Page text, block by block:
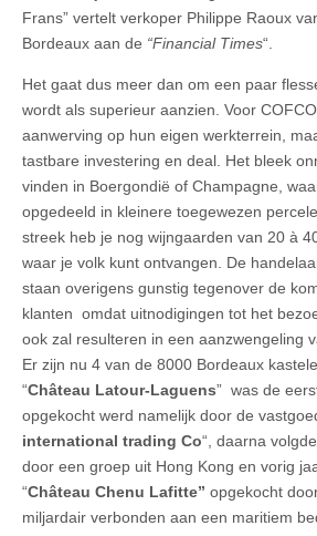
Frans” vertelt verkoper Philippe Raoux
Bordeaux aan de “Financial Times“.
Het gaat dus meer dan om een paar
wordt als superieur aanzien. Voor
aanwerving op hun eigen werkterrein,
tastbare investering en deal. Het bleek
vinden in Boergondië of Champagne,
opgedeeld in kleinere toegewezen
streek heb je nog wijngaarden van 20 à
waar je volk kunt ontvangen. De
staan overigens gunstig tegenover de
klanten omdat uitnodigingen tot het
ook zal resulteren in een aanzwengeling
Er zijn nu 4 van de 8000 Bordeaux
“Château Latour-Laguens” was de
opgekocht werd namelijk door de
international trading Co“, daarna volgde
door een groep uit Hong Kong en vorig
“Château Chenu Lafitte” opgekocht
miljardair verbonden aan een maritiem